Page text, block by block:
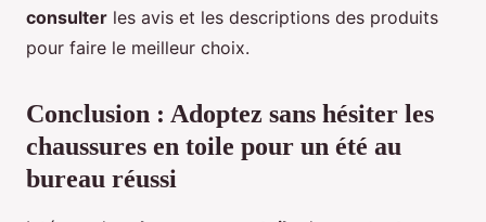
consulter les avis et les descriptions des produits
pour faire le meilleur choix.
Conclusion : Adoptez sans hésiter les
chaussures en toile pour un été au
bureau réussi